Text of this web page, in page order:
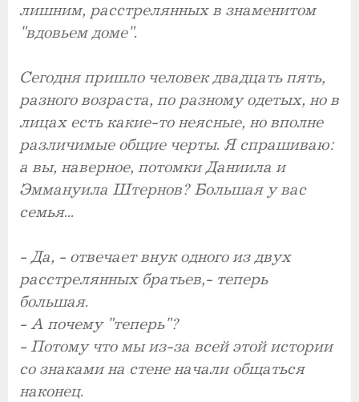
лишним, расстрелянных в знаменитом
"вдовьем доме".
Сегодня пришло человек двадцать пять,
разного возраста, по разному одетых, но в
лицах есть какие-то неясные, но вполне
различимые общие черты. Я спрашиваю:
а вы, наверное, потомки Даниила и
Эммануила Штернов? Большая у вас
семья...
- Да, - отвечает внук одного из двух
расстрелянных братьев,- теперь
большая.
- А почему "теперь"?
- Потому что мы из-за всей этой истории
со знаками на стене начали общаться
наконец.